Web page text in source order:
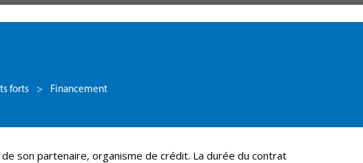
forts > Financement
son partenaire, organisme de crédit. La durée du contrat